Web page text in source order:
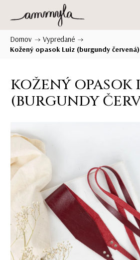
Domov / Vypredané /
Kožený opasok Luiz (burgundy červená)
KOŽENÝ OPASOK
(BURGUNDY